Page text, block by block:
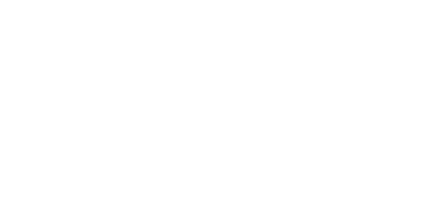
k dispozici lehátka a slunečníky (případně za poplatek). Bar u bazénu nabízí hostům
za poplatek. Slunečná terasa a solárium případně za poplatek. Hlídání dětí: babysitting (za
služby jsou závislé na ročním období a na místních klimatických podmínkách. Jazyky:
minibarem (případně za poplatek), internetem (zdarma), sejfem (případně za poplatek) a